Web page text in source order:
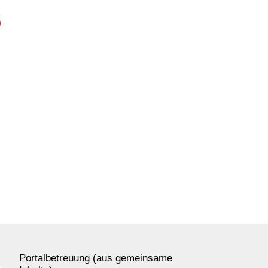
Portalbetreuung (aus gemeinsame